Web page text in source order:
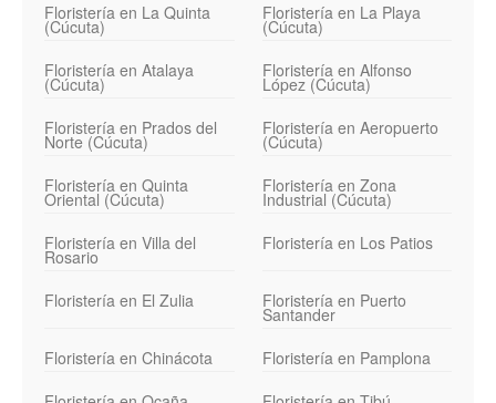
Floristería en La Quinta
(Cúcuta)
Floristería en La Playa
(Cúcuta)
Floristería en Atalaya
(Cúcuta)
Floristería en Alfonso
López (Cúcuta)
Floristería en Prados del
Norte (Cúcuta)
Floristería en Aeropuerto
(Cúcuta)
Floristería en Quinta
Oriental (Cúcuta)
Floristería en Zona
Industrial (Cúcuta)
Floristería en Villa del
Rosario
Floristería en Los Patios
Floristería en El Zulia Floristería en Puerto
Santander
Floristería en Chinácota
Floristería en Pamplona